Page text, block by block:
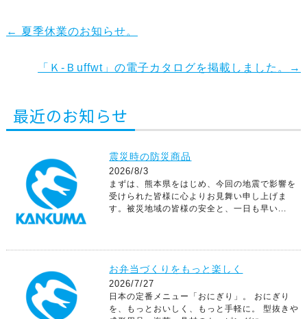
← 夏季休業のお知らせ。
「Ｋ-Ｂuffwt」の電子カタログを掲載しました。 →
最近のお知らせ
震災時の防災商品
2026/8/3
まずは、熊本県をはじめ、今回の地震で影響を
受けられた皆様に心よりお見舞い申し上げま
す。被災地域の皆様の安全と、一日も早い...
お弁当づくりをもっと楽しく
2026/7/27
日本の定番メニュー「おにぎり」。 おにぎり
を、もっとおいしく、もっと手軽に。 型抜きや